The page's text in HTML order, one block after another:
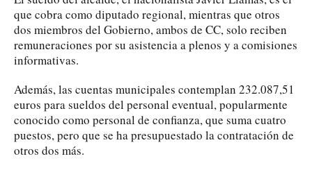
que cobra como diputado regional, mientras que otros
dos miembros del Gobierno, ambos de CC, solo reciben
remuneraciones por su asistencia a plenos y a comisiones
informativas.
Además, las cuentas municipales contemplan 232.087,51
euros para sueldos del personal eventual, popularmente
conocido como personal de confianza, que suma cuatro
puestos, pero que se ha presupuestado la contratación de
otros dos más.